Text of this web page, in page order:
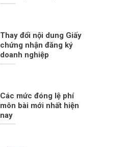
Thay đổi nội dung Giấy
chứng nhận đăng ký
doanh nghiệp
Các mức đóng lệ phí
môn bài mới nhất hiện
nay